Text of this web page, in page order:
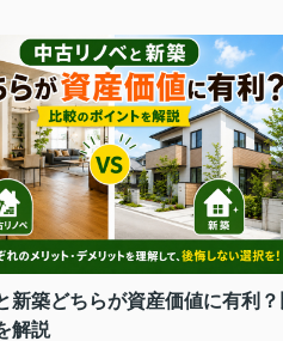
新築どちらが資産価値に有利
解説